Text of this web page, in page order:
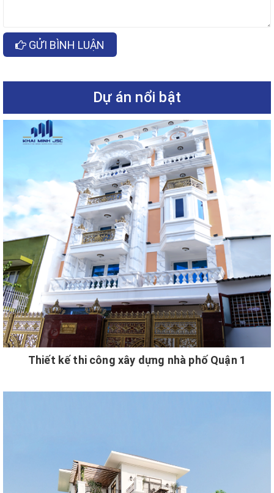
GỬI BÌNH LUẬN
Dự án nổi bật
Thiết kế thi công xây dựng nhà phố Quận 1